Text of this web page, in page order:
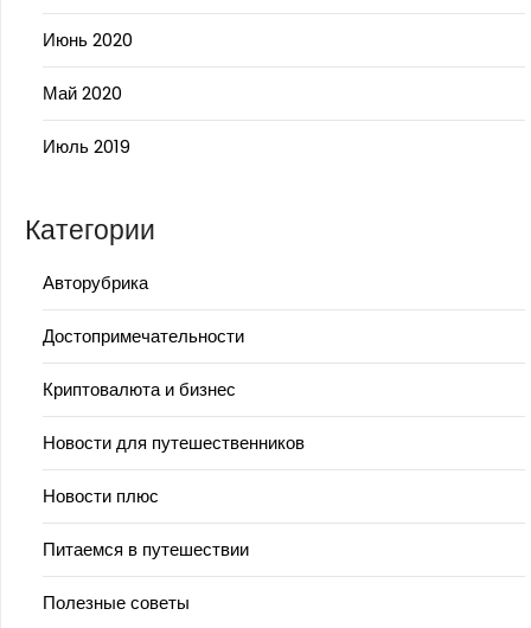
Июнь 2020
Май 2020
Июль 2019
Категории
Авторубрика
Достопримечательности
Криптовалюта и бизнес
Новости для путешественников
Новости плюс
Питаемся в путешествии
Полезные советы